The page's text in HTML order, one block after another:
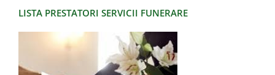
LISTA PRESTATORI SERVICII FUNERARE